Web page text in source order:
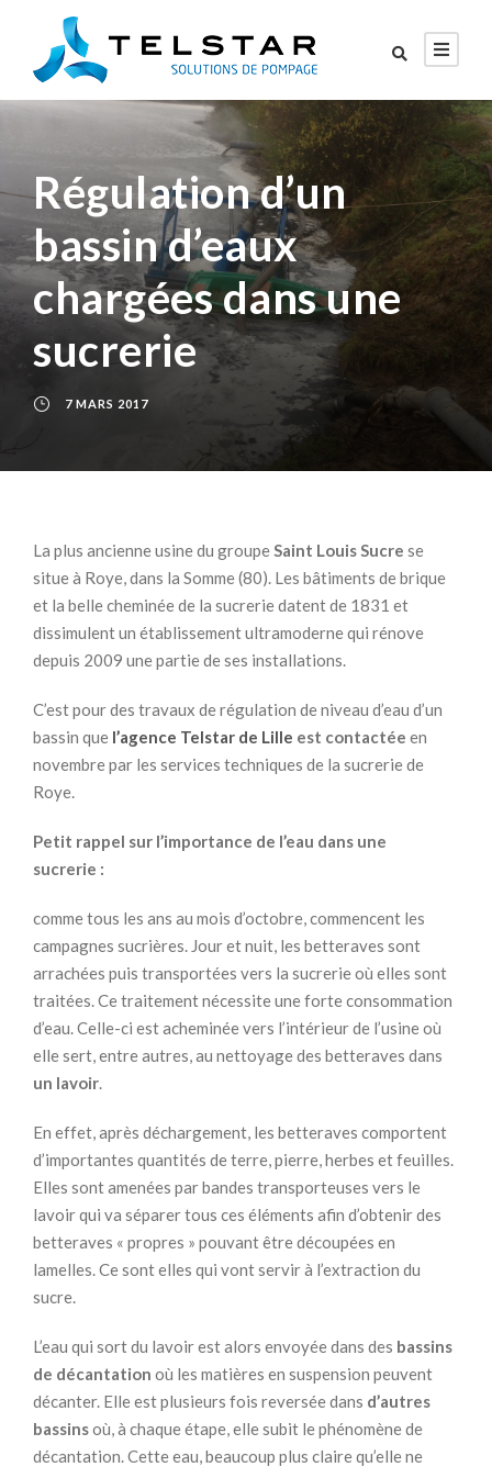
Régulation d’un
bassin d’eaux
chargées dans une
sucrerie
7 MARS 2017
La plus ancienne usine du groupeSaint Louis Sucre se
situe à Roye, dans la Somme (80). Les bâtiments de brique
et la belle cheminée de la sucrerie datent de 1831 et
dissimulent un établissement ultramoderne qui rénove
depuis 2009 une partie de ses installations.
C’est pour des travaux de régulation de niveau d’eau d’un
bassin que l’agence Telstar de Lille est contactée en
novembre par les services techniques de la sucrerie de
Roye.
Petit rappel sur l’importance de l’eau dans une
sucrerie :
comme tous les ans au mois d’octobre, commencent les
campagnes sucrières. Jour et nuit, les betteraves sont
arrachées puis transportées vers la sucrerie où elles sont
traitées. Ce traitement nécessite une forte consommation
d’eau. Celle-ci est acheminée vers l’intérieur de l’usine où
elle sert, entre autres, au nettoyage des betteraves dans
un lavoir.
En effet, après déchargement, les betteraves comportent
d’importantes quantités de terre, pierre, herbes et feuilles.
Elles sont amenées par bandes transporteuses vers le
lavoir qui va séparer tous ces éléments afin d’obtenir des
betteraves « propres » pouvant être découpées en
lamelles. Ce sont elles qui vont servir à l’extraction du
sucre.
L’eau qui sort du lavoir est alors envoyée dans des bassins
de décantation où les matières en suspension peuvent
décanter. Elle est plusieurs fois reversée dans d’autres
bassinsoù, à chaque étape, elle subit le phénomène de
décantation. Cette eau, beaucoup plus claire qu’elle ne